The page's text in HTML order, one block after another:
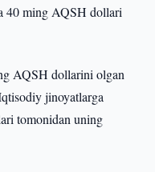
40 ming AQSH dollari
AQSH dollarini olgan
jinoyatlarga
tomonidan uning